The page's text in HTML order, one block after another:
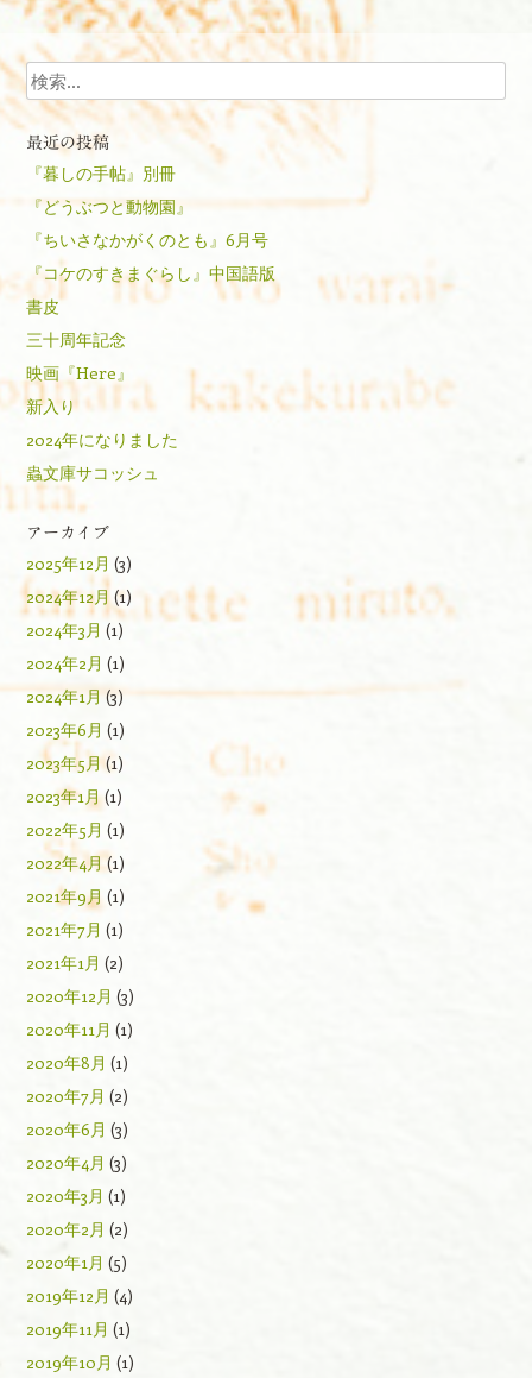
投稿ナビゲーション
検索
最近の投稿
『暮しの手帖』別冊
『どうぶつと動物園』
『ちいさなかがくのとも』6月号
『コケのすきまぐらし』中国語版
書皮
三十周年記念
映画『Here』
新入り
2024年になりました
蟲文庫サコッシュ
アーカイブ
2025年12月 (3)
2024年12月 (1)
2024年3月 (1)
2024年2月 (1)
2024年1月 (3)
2023年6月 (1)
2023年5月 (1)
2023年1月(1)
2022年5月 (1)
2022年4月(1)
2021年9月 (1)
2021年7月 (1)
2021年1月 (2)
2020年12月 (3)
2020年11月 (1)
2020年8月 (1)
2020年7月 (2)
2020年6月 (3)
2020年4月 (3)
2020年3月 (1)
2020年2月 (2)
2020年1月 (5)
2019年12月 (4)
2019年11月 (1)
2019年10月 (1)